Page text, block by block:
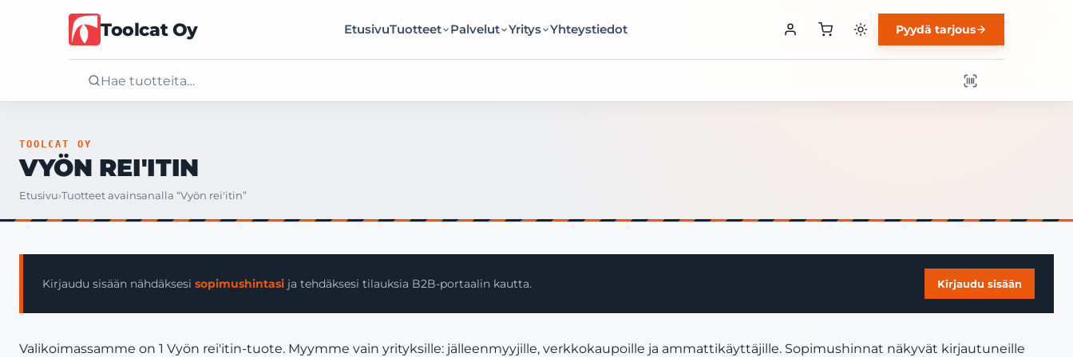
Toolcat Oy EtusivuTuotteet Palvelut Yritys Yhteystiedot Pyydä tarjous
Tuotteet
Yritys
TOOLCAT OY
VYÖN REI'ITIN
Etusivu›Tuotteet avainsanalla “Vyön rei'itin”
Kirjaudu sisään nähdäksesi sopimushintasi ja tehdäksesi tilauksia B2B-portaalin kautta. Kirjaudu sisään
Valikoimassamme on 1 Vyön rei'itin-tuote. Myymme vain yrityksille: jälleenmyyjille, verkkokaupoille ja ammattikäyttäjille. Sopimushinnat näkyvät kirjautuneille